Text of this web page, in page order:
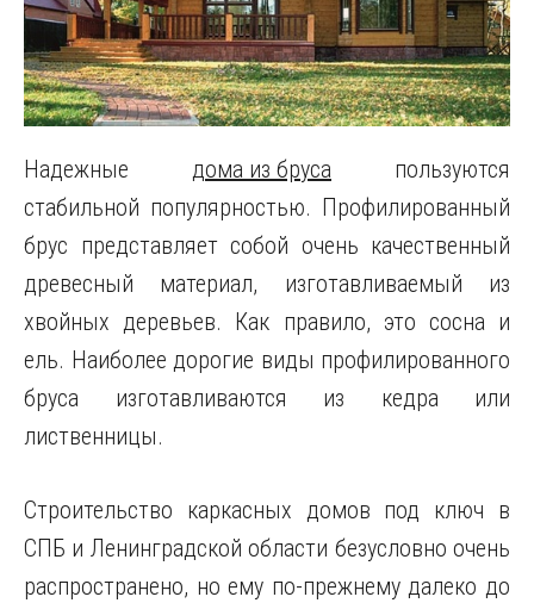
Надежные дома из бруса пользуются
стабильной популярностью. Профилированный
брус представляет собой очень качественный
древесный материал, изготавливаемый из
хвойных деревьев. Как правило, это сосна и
ель. Наиболее дорогие виды профилированного
бруса изготавливаются из кедра или
лиственницы.
Строительство каркасных домов под ключ в
СПБ и Ленинградской области безусловно очень
распространено, но ему по-прежнему далеко до